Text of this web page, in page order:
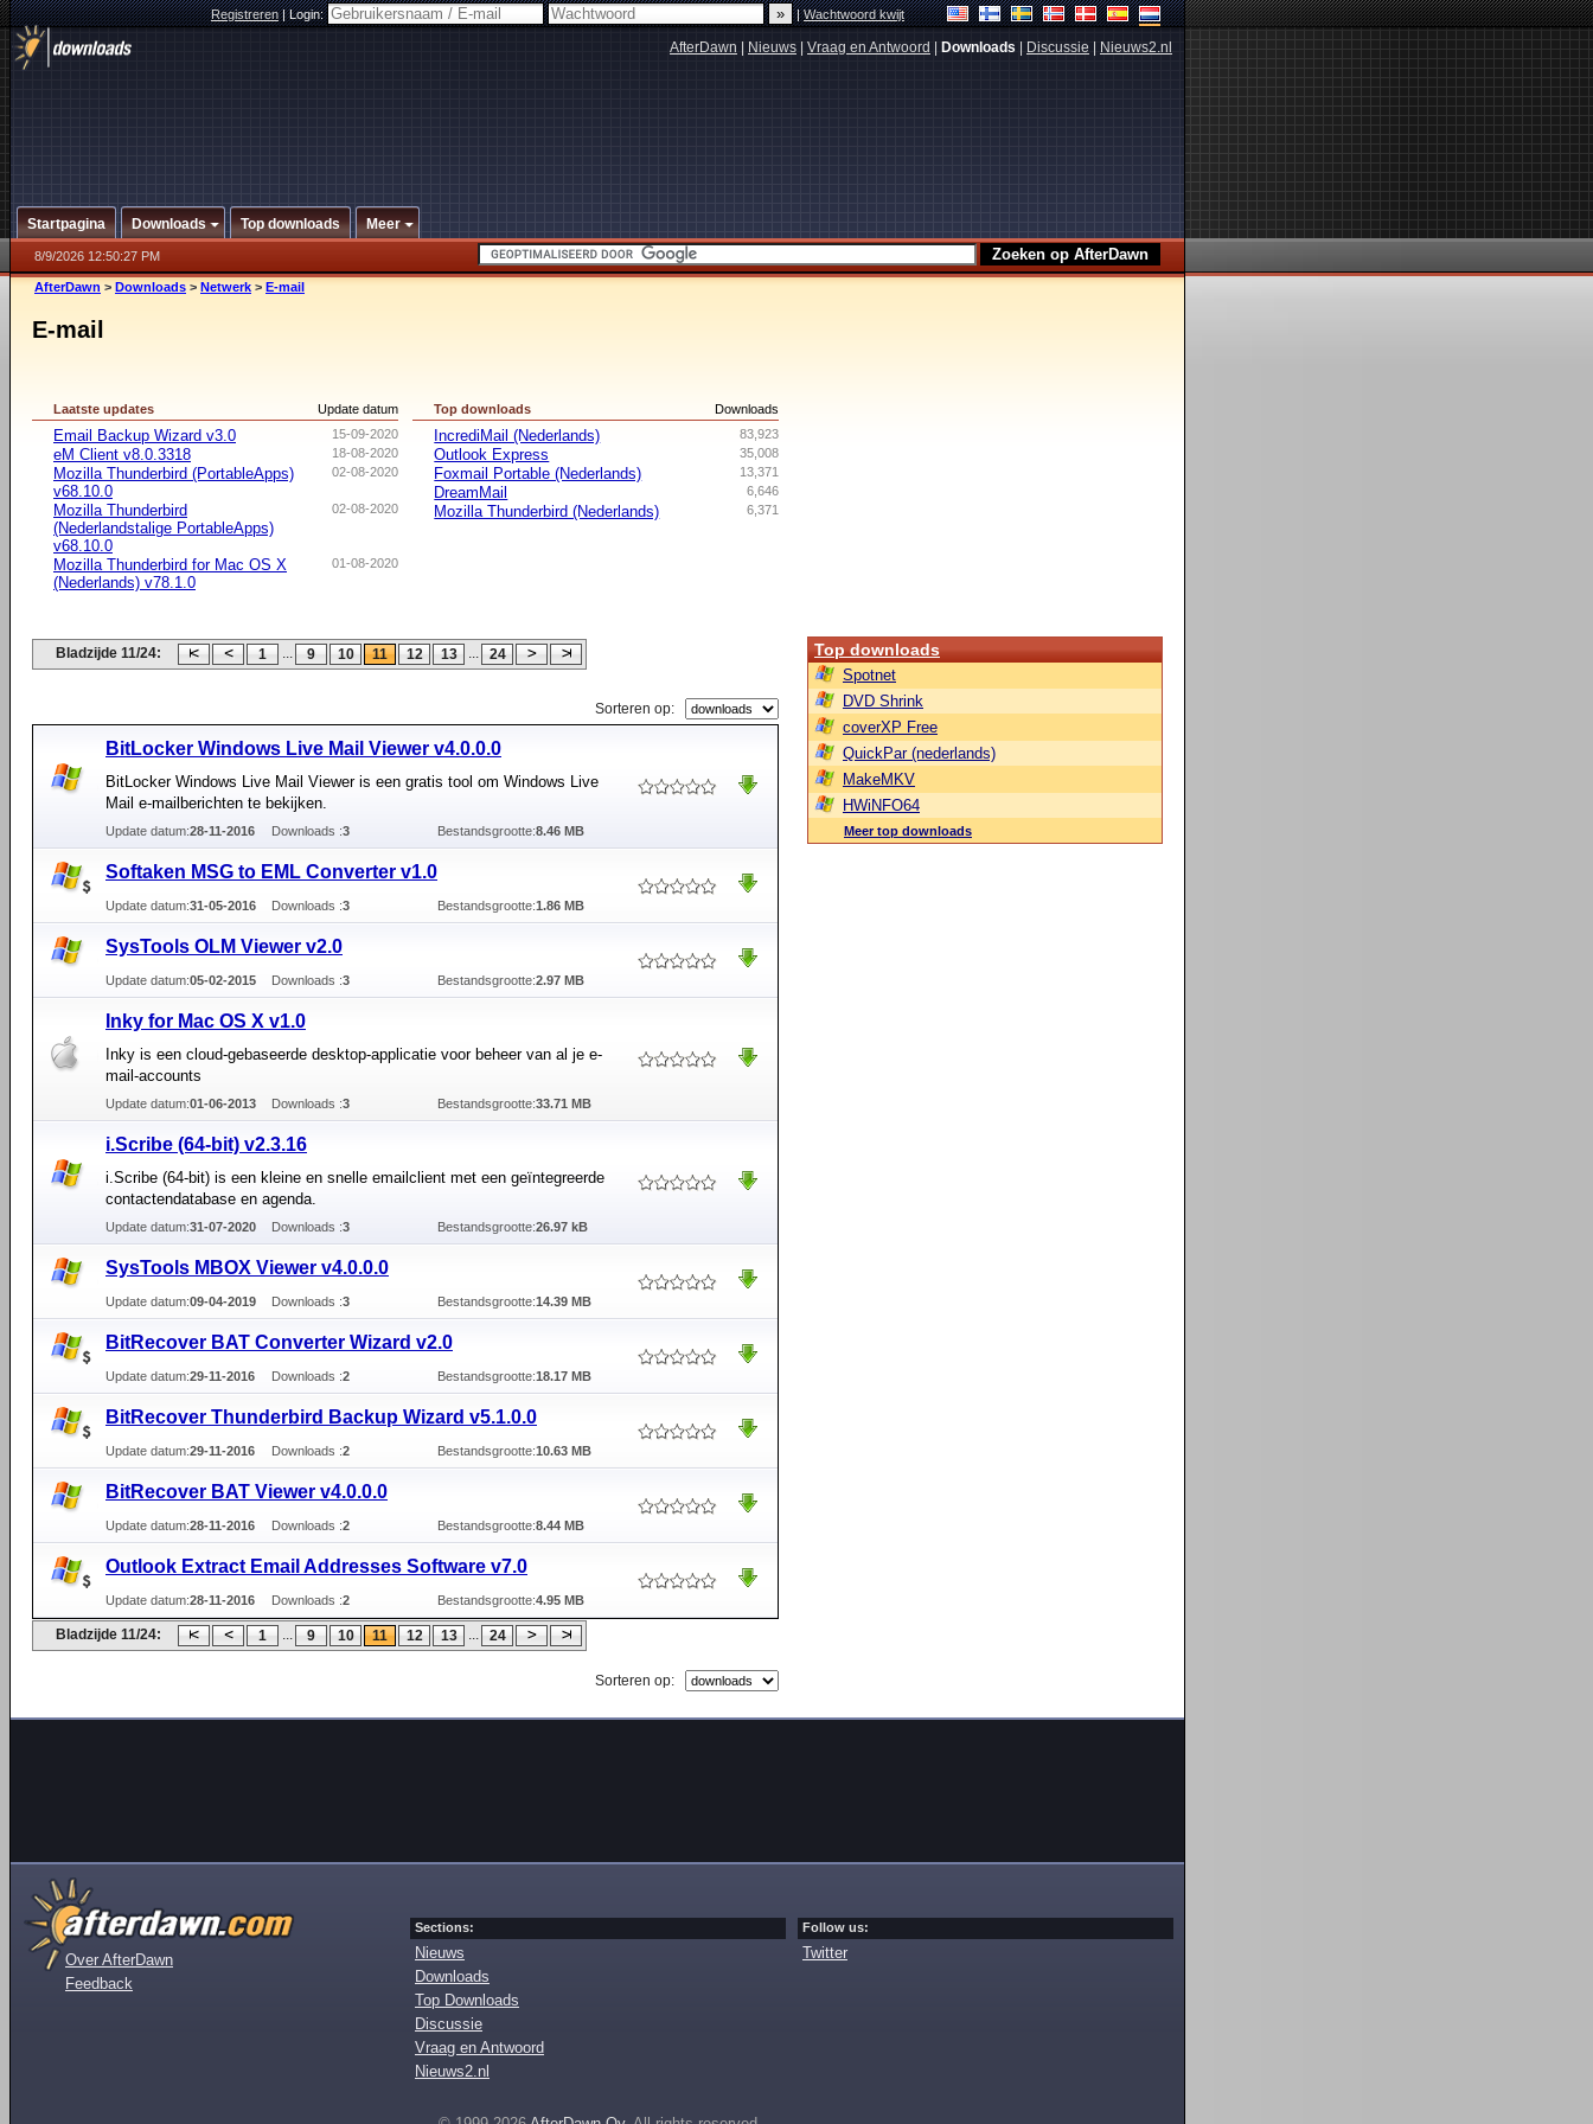
Registreren|Login: |Wachtwoord kwijt
AfterDawn Nieuws Vraag en Antwoord Downloads Discussie Nieuws2.nl
Startpagina Downloads Top downloads Meer
8/9/2026 12:50:27 PM
AfterDawn > Downloads > Netwerk > E-mail
E-mail
Update datum
Laatste updates
15-09-2020
Email Backup Wizard v3.0
18-08-2020
eM Client v8.0.3318
02-08-2020
Mozilla Thunderbird (PortableApps)
v68.10.0
02-08-2020
Mozilla Thunderbird
(Nederlandstalige PortableApps)
v68.10.0
01-08-2020
Mozilla Thunderbird for Mac OS X
(Nederlands) v78.1.0
Downloads
Top downloads
83,923
IncrediMail (Nederlands)
35,008
Outlook Express
13,371
Foxmail Portable (Nederlands)
6,646
DreamMail
6,371
Mozilla Thunderbird (Nederlands)
Bladzijde 11/24: 1 ... 9 10 11 12 13 ... 24
Sorteren op:
BitLocker Windows Live Mail Viewer v4.0.0.0
BitLocker Windows Live Mail Viewer is een gratis tool om Windows Live
Mail e-mailberichten te bekijken.
Update datum:28-11-2016 Downloads :3 Bestandsgrootte:8.46 MB
Softaken MSG to EML Converter v1.0
Update datum:31-05-2016 Downloads :3 Bestandsgrootte:1.86 MB
SysTools OLM Viewer v2.0
Update datum:05-02-2015 Downloads :3 Bestandsgrootte:2.97 MB
Inky for Mac OS X v1.0
Inky is een cloud-gebaseerde desktop-applicatie voor beheer van al je e-
mail-accounts
Update datum:01-06-2013 Downloads :3 Bestandsgrootte:33.71 MB
i.Scribe (64-bit) v2.3.16
i.Scribe (64-bit) is een kleine en snelle emailclient met een geïntegreerde
contactendatabase en agenda.
Update datum:31-07-2020 Downloads :3 Bestandsgrootte:26.97 kB
SysTools MBOX Viewer v4.0.0.0
Update datum:09-04-2019 Downloads :3 Bestandsgrootte:14.39 MB
BitRecover BAT Converter Wizard v2.0
Update datum:29-11-2016 Downloads :2 Bestandsgrootte:18.17 MB
BitRecover Thunderbird Backup Wizard v5.1.0.0
Update datum:29-11-2016 Downloads :2 Bestandsgrootte:10.63 MB
BitRecover BAT Viewer v4.0.0.0
Update datum:28-11-2016 Downloads :2 Bestandsgrootte:8.44 MB
Outlook Extract Email Addresses Software v7.0
Update datum:28-11-2016 Downloads :2 Bestandsgrootte:4.95 MB
Bladzijde 11/24: 1 ... 9 10 11 12 13 ... 24
Sorteren op:
Top downloads
Spotnet
DVD Shrink
coverXP Free
QuickPar (nederlands)
MakeMKV
HWiNFO64
Meer top downloads
Over AfterDawn
Feedback
Sections:
Nieuws
Downloads
Top Downloads
Discussie
Vraag en Antwoord
Nieuws2.nl
Follow us:
Twitter